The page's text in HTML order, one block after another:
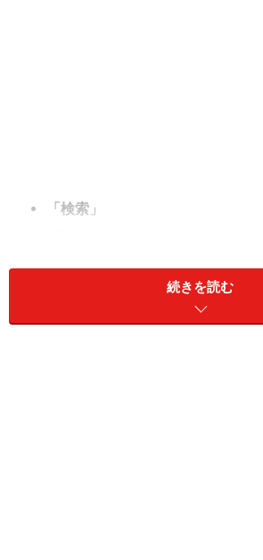
「検索」
続きを読む